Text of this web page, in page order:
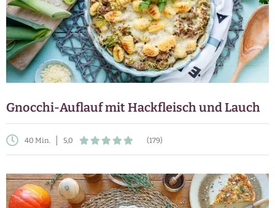
Gnocchi-Auflauf mit Hackfleisch und Lauch
40 Min. 5,0 (179)